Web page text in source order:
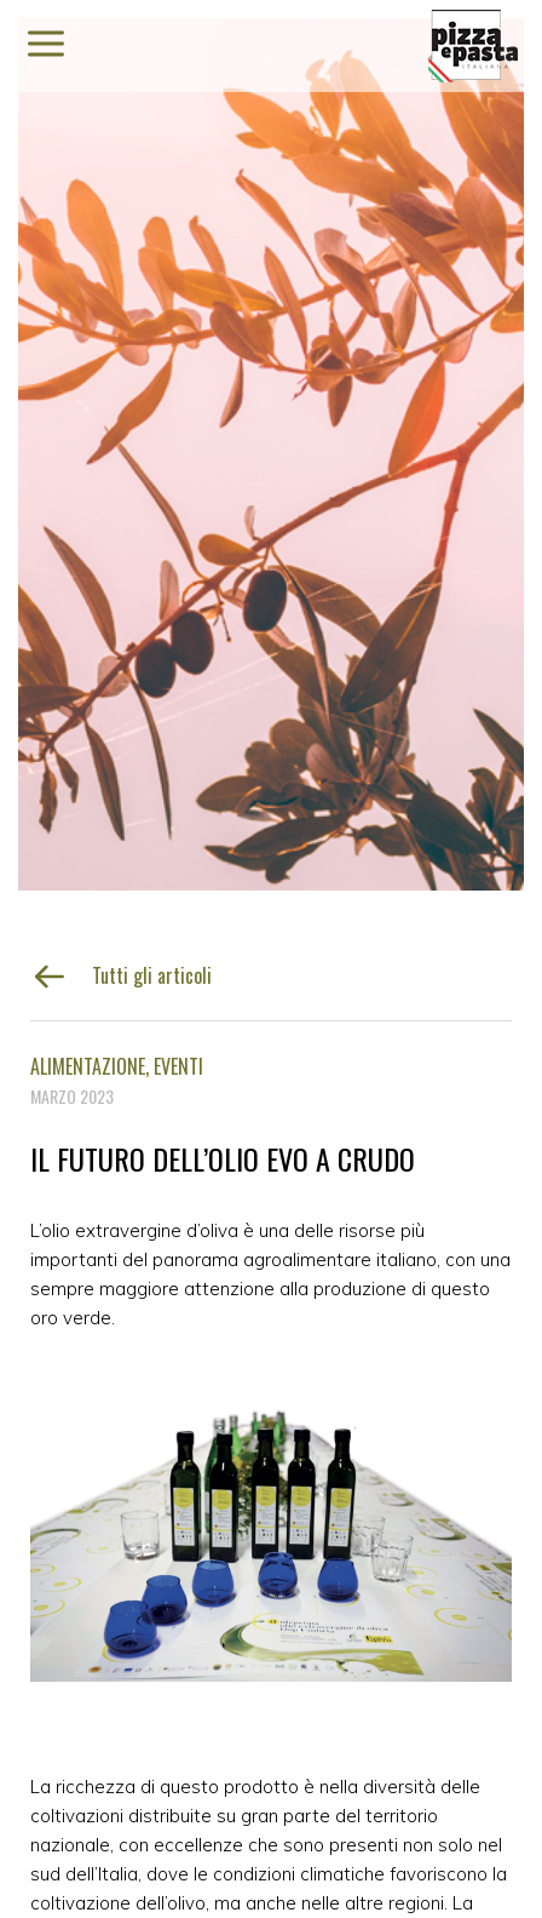
Tutti gli articoli
ALIMENTAZIONE EVENTI
MARZO 2023
IL FUTURO DELL’OLIO EVO A CRUDO
L’olio extravergine d’oliva è una delle risorse più
importanti del panorama agroalimentare italiano, con una
sempre maggiore attenzione alla produzione di questo
oro verde.
La ricchezza di questo prodotto è nella diversità delle
coltivazioni distribuite su gran parte del territorio
nazionale, con eccellenze che sono presenti non solo nel
sud dell’Italia, dove le condizioni climatiche favoriscono la
coltivazione dell’olivo, ma anche nelle altre regioni. La